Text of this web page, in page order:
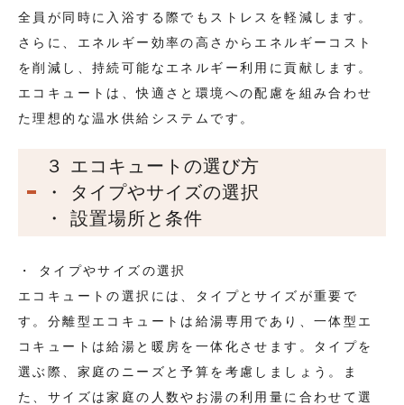
全員が同時に入浴する際でもストレスを軽減します。
さらに、エネルギー効率の高さからエネルギーコスト
を削減し、持続可能なエネルギー利用に貢献します。
エコキュートは、快適さと環境への配慮を組み合わせ
た理想的な温水供給システムです。
３ エコキュートの選び方
・ タイプやサイズの選択
・ 設置場所と条件
・ タイプやサイズの選択
エコキュートの選択には、タイプとサイズが重要で
す。分離型エコキュートは給湯専用であり、一体型エ
コキュートは給湯と暖房を一体化させます。タイプを
選ぶ際、家庭のニーズと予算を考慮しましょう。ま
た、サイズは家庭の人数やお湯の利用量に合わせて選